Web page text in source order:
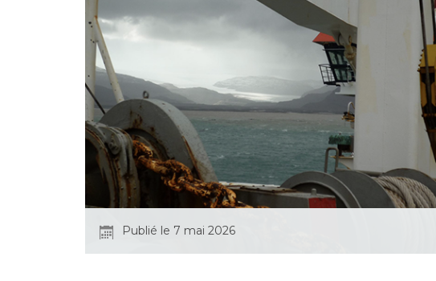
Publié le 7 mai 2026